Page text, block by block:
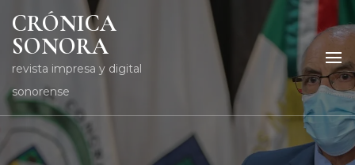
CRÓNICA
SONORA
revista impresa y digital
sonorense